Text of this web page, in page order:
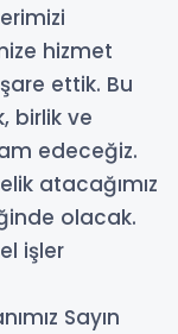
hizmet
ettik. Bu
birlik ve
edeceğiz.
atacağımız
olacak.
işler
Sayın